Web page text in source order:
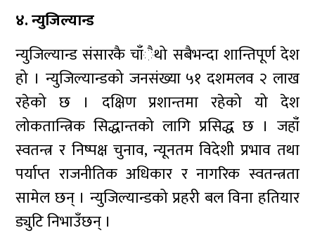
४. न्युजिल्यान्ड
न्युजिल्यान्ड संसारकै चाँैथो सबैभन्दा शान्तिपूर्ण देश
हो । न्युजिल्यान्डको जनसंख्या ५१ दशमलव २ लाख
रहेको छ । दक्षिण प्रशान्तमा रहेको यो देश
लोकतान्त्रिक सिद्धान्तको लागि प्रसिद्ध छ । जहाँं
स्वतन्त्र र निष्पक्ष चुनाव, न्यूनतम विदेशी प्रभाव तथा
पर्याप्त राजनीतिक अधिकार र नागरिक स्वतन्त्रता
सामेल छन् । न्युजिल्यान्डको प्रहरी बल विना हतियार
ड्युटि निभाउँछन् ।